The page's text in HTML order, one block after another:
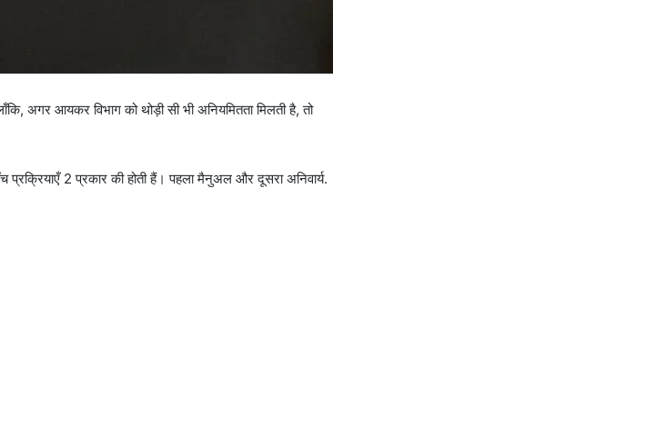
अगर आयकर विभाग को थोड़ी सी भी अनियमितता मिलती है, तो
2 प्रकार की होती हैं। पहला मैनुअल और दूसरा अनिवार्य.